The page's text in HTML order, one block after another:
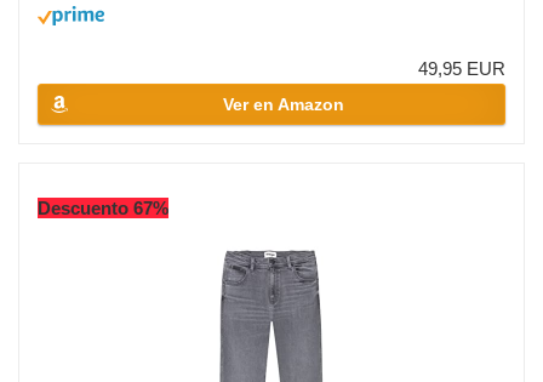
49,95 EUR
Ver en Amazon
Descuento 67%